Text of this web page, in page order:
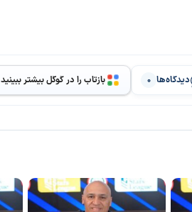
دیدگاه‌ها 0 بازتاب را در گوگل بیشتر ببینید